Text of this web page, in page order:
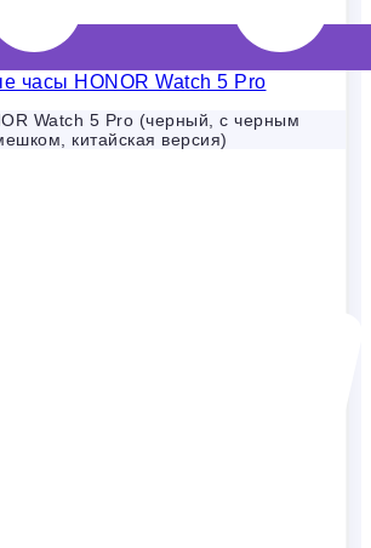
Watch 5 Pro (черный, с черным
китайская версия)